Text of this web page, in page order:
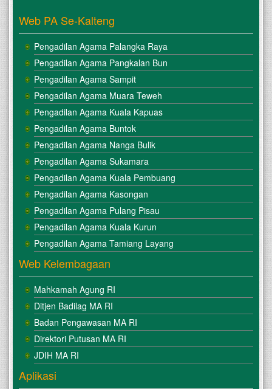
Web PA Se-Kalteng
Pengadilan Agama Palangka Raya
Pengadilan Agama Pangkalan Bun
Pengadilan Agama Sampit
Pengadilan Agama Muara Teweh
Pengadilan Agama Kuala Kapuas
Pengadilan Agama Buntok
Pengadilan Agama Nanga Bulik
Pengadilan Agama Sukamara
Pengadilan Agama Kuala Pembuang
Pengadilan Agama Kasongan
Pengadilan Agama Pulang Pisau
Pengadilan Agama Kuala Kurun
Pengadilan Agama Tamiang Layang
Web Kelembagaan
Mahkamah Agung RI
Ditjen Badilag MA RI
Badan Pengawasan MA RI
Direktori Putusan MA RI
JDIH MA RI
Aplikasi